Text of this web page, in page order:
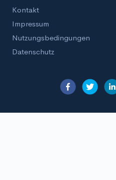
Kontakt
Impressum
Nutzungsbedingungen
Datenschutz